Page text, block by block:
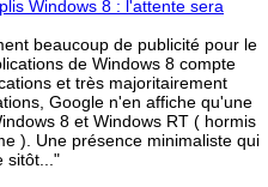
Windows 8 : l'attente sera
beaucoup de publicité pour le
de Windows 8 compte
et très majoritairement
Google n'en affiche qu'une
8 et Windows RT ( hormis
). Une présence minimaliste qui
sitôt..."